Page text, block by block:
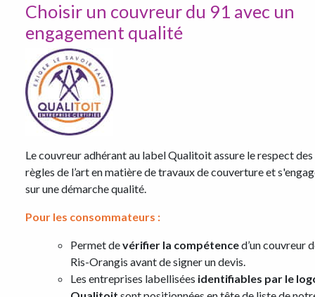
Choisir un couvreur du 91 avec un
engagement qualité
Le couvreur adhérant au label Qualitoit assure le respect des
règles de l’art en matière de travaux de couverture et
sur une démarche qualité.
Pour les consommateurs :
Permet devérifier la compétenced’un couvreur
Ris-Orangis avant de signer un devis.
Les entreprises labellisées identifiables par le